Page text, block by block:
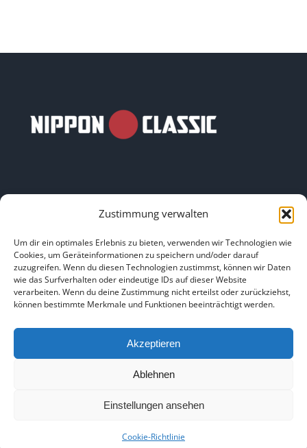
Zustimmung verwalten
Um dir ein optimales Erlebnis zu bieten, verwenden wir Technologien wie
Cookies, um Geräteinformationen zu speichern und/oder darauf
zuzugreifen. Wenn du diesen Technologien zustimmst, können wir Daten
wie das Surfverhalten oder eindeutige IDs auf dieser Website
verarbeiten. Wenn du deine Zustimmung nicht erteilst oder zurückziehst,
können bestimmte Merkmale und Funktionen beeinträchtigt werden.
Akzeptieren
Ablehnen
Einstellungen ansehen
Cookie-Richtlinie
HOME|ÜBER UNS|IMPRESSUM |DATENSCHUTZ
BILDNACHWEISE
Copyright 2025